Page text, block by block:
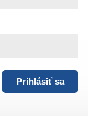
Prihlásiť sa